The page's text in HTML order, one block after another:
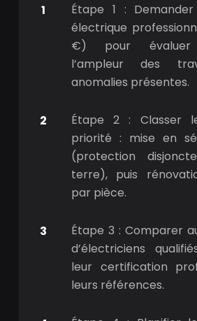
Étape 1 :
électrique
€) pour évaluer
l’ampleur des
anomalies présentes.
Étape 2 : Classer
priorité : mise en
(protection
terre), puis
par pièce.
Étape 3 : Comparer
d’électriciens
leur certification
leurs références.